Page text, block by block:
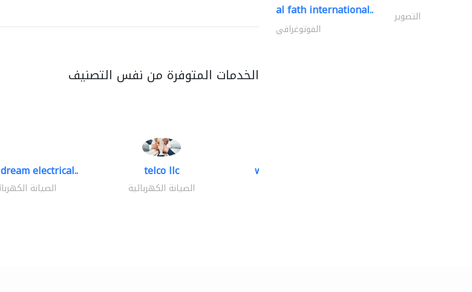
الخدمات المتوفرة من نفس التصنيف
electrical..
الصيانة
telco llc
الصيانة الكهربائية
white arch general..
al fath international.. التصوير
الفوتوغرافي